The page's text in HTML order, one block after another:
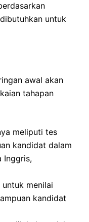
untuk
awal akan
tahapan
meliputi tes
kandidat dalam
Inggris,
menilai
kandidat